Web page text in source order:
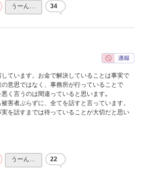
うーん… 34
ています。お金で解決していることは事実で
意思ではなく、事務所が行っていることで
く言うのは間違っていると思います｡
害者ぶらずに、全てを話すと言っています。
を話すまでは待っていることが大切だと思い
うーん… 22